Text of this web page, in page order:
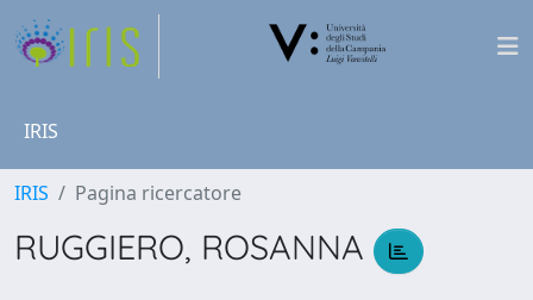
IRIS
IRIS Pagina ricercatore
RUGGIERO, ROSANNA